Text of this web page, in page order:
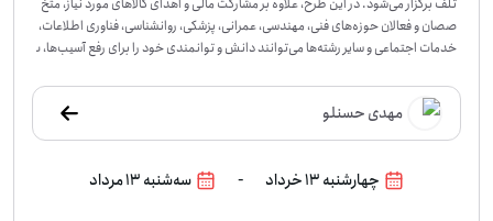
صصان و فعالان حوزه‌های فنی، مهندسی، عمرانی، پزشکی، روانشناسی، فناوری اطلاعات،
خدمات اجتماعی و سایر رشته‌ها می‌توانند دانش و توانمندی خود را برای رفع آسیب‌ها، ب
هداف: جمع‌آوری کمک‌های غیرنقدی حمایت از خانواده‌های آسیب‌دیده بهره‌گیری از توا
ن تخصصی داوطلبان کمک به بازسازی و جبران خسارات تقویت مشارکت اجتماعی و م
سئولیت‌پذیری عمومی نوع همکاری: داوطلبانه گروه‌های هدف: عموم مردم، خیرین، مت
تخصص. مهارت‌های مورد نیاز: متعهد، مسئولیت‌پذیر، روحیه همکاری و در صورت نیاز ت
مهدی حسنلو
چهارشنبه 13 خرداد - سه‌شنبه 13 مرداد